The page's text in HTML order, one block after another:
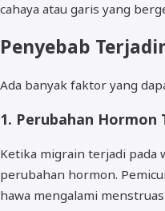
cahaya atau garis yang
Penyebab
Ada banyak faktor yang
1. Perubahan Hormon
Ketika migrain terjadi pada
perubahan hormon.
hawa mengalami